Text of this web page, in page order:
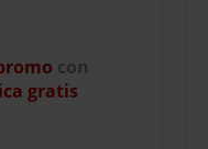
con
gratis